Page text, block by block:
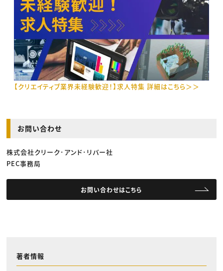
【クリエイティブ業界未経験歓迎！】求人特集 詳細はこちら＞＞
お問い合わせ
株式会社クリーク･アンド･リバー社
PEC事務局
お問い合わせはこちら
著者情報